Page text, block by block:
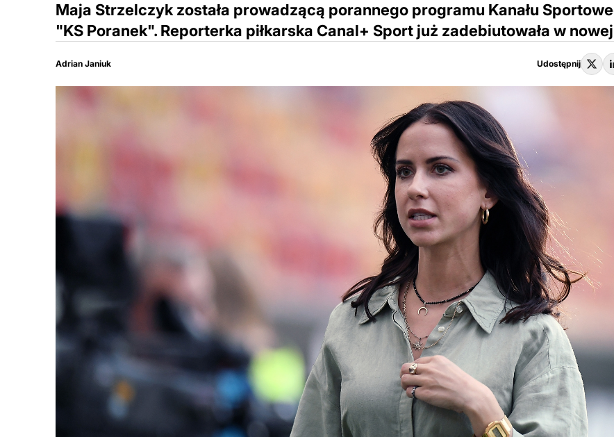
Maja Strzelczyk została prowadzącą porannego programu Kanału
"KS Poranek". Reporterka piłkarska Canal+ Sport już zadebiutowała w
Adrian Janiuk Udostępnij